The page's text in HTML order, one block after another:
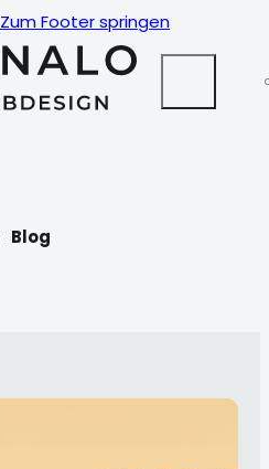
Zum Footer springen
Blog